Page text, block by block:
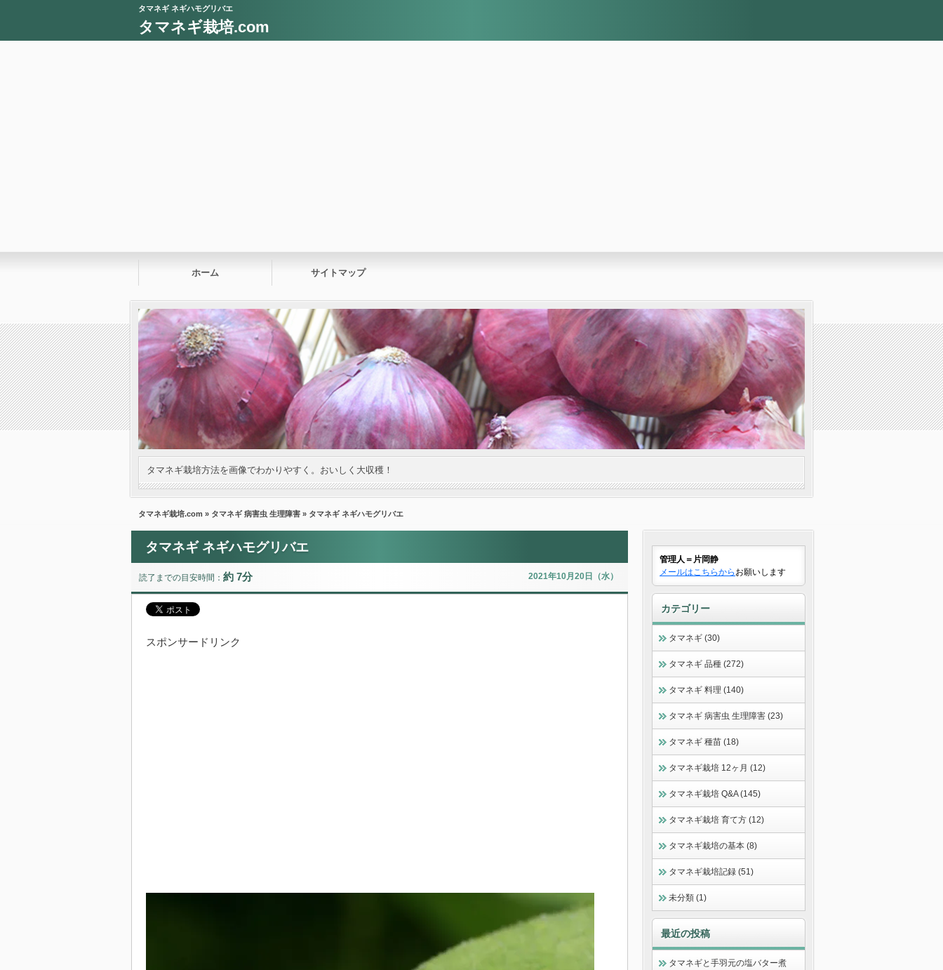
タマネギ ネギハモグリバエ
タマネギ栽培.com
ホーム サイトマップ
タマネギ栽培方法を画像でわかりやすく。おいしく大収穫！
タマネギ栽培.com » タマネギ 病害虫 生理障害 » タマネギ ネギハモグリバエ
タマネギ ネギハモグリバエ
読了までの目安時間： 約 7分 2021年10月20日（水）
スポンサードリンク
管理人＝片岡静
メールはこちらから お願いします
カテゴリー
タマネギ (30)
タマネギ 品種 (272)
タマネギ 料理 (140)
タマネギ 病害虫 生理障害 (23)
タマネギ 種苗 (18)
タマネギ栽培 12ヶ月 (12)
タマネギ栽培 Q&A (145)
タマネギ栽培 育て方 (12)
タマネギ栽培の基本 (8)
タマネギ栽培記録 (51)
未分類 (1)
最近の投稿
タマネギと手羽元の塩バター煮